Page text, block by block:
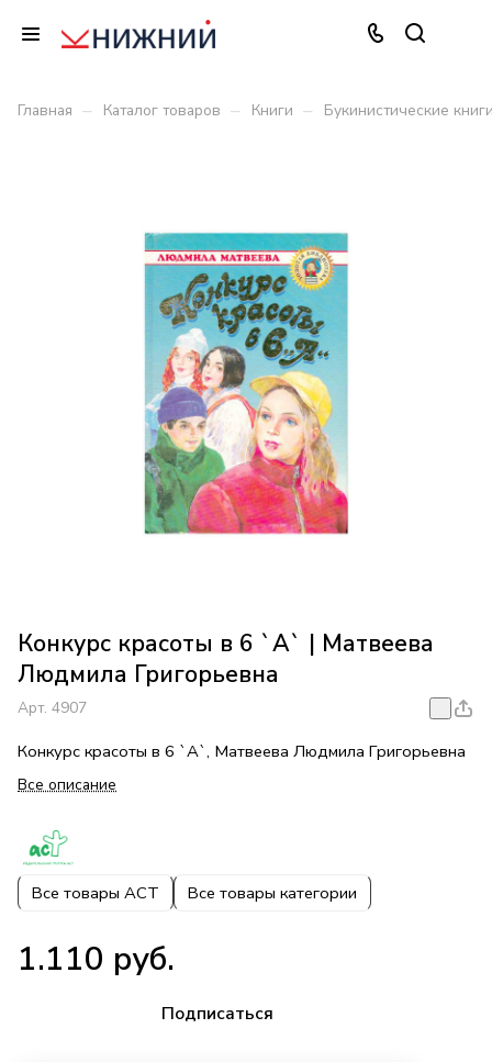
Главная – Каталог товаров – Книги – Букинистические
Конкурс красоты в 6 `А` | Матвеева
Людмила Григорьевна
Арт. 4907
Конкурс красоты в 6 `А`, Матвеева Людмила Григорьевна
Все описание
Все товары АСТ Все товары категории
1.110 руб.
Подписаться